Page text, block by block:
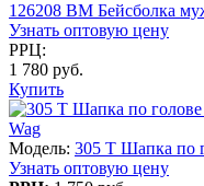
126208 BM Бейсболка
Узнать оптовую цену
РРЦ:
1 780 руб.
Купить
Wag
Модель: 305 T Шапка по
Узнать оптовую цену